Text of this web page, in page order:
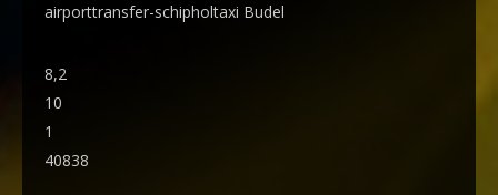
airporttransfer-schipholtaxi Budel
8,2
10
1
40838